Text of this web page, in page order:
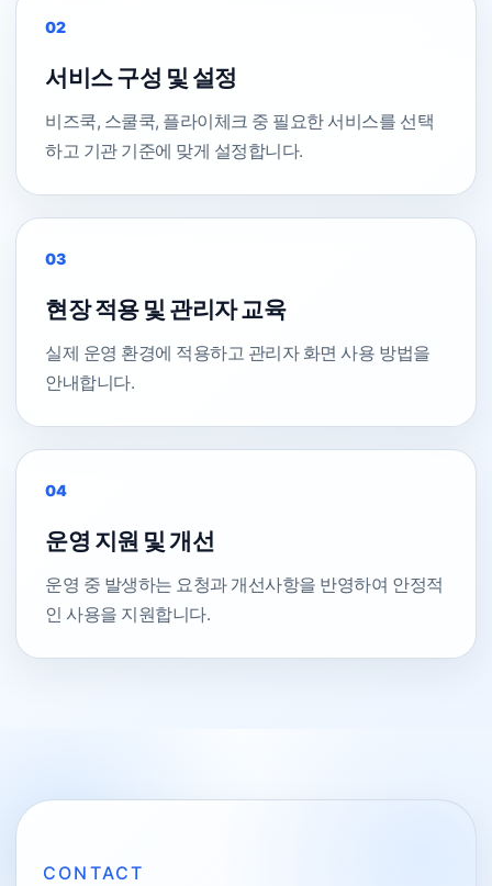
02
서비스 구성 및 설정
비즈쿡, 스쿨쿡, 플라이체크 중 필요한 서비스를 선택
하고 기관 기준에 맞게 설정합니다.
03
현장 적용 및 관리자 교육
실제 운영 환경에 적용하고 관리자 화면 사용 방법을
안내합니다.
04
운영 지원 및 개선
운영 중 발생하는 요청과 개선사항을 반영하여 안정적
인 사용을 지원합니다.
CONTACT